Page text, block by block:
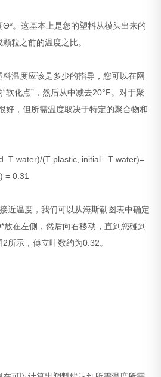
。这基本上是您的塑料从模头出来的
粒之前的温度之比。
温度应该是多少的指导，您可以在网
软化点”，然后从中减去20°F。对于聚
好，但所需温度取决于特定的聚合物和
water)/(T plastic, initial –T water)=
= 0.31
温度，我们可以从海斯勒图表中确定
在左侧，然后向右移动，直到您碰到
所示，傅立叶数约为0.32。